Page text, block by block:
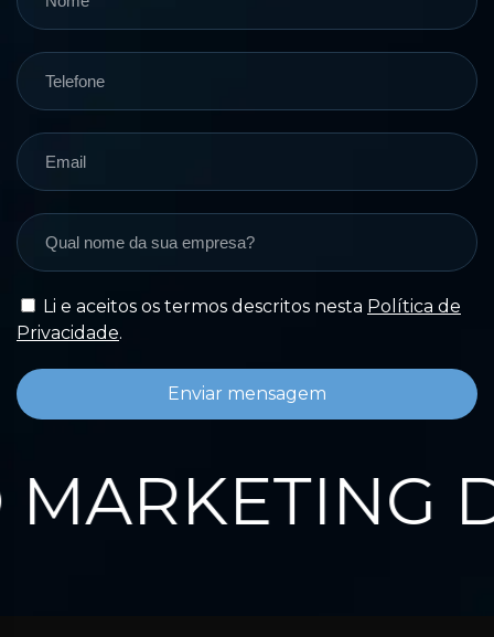
Li e aceitos os termos descritos nesta Política de
Privacidade.
Enviar mensagem